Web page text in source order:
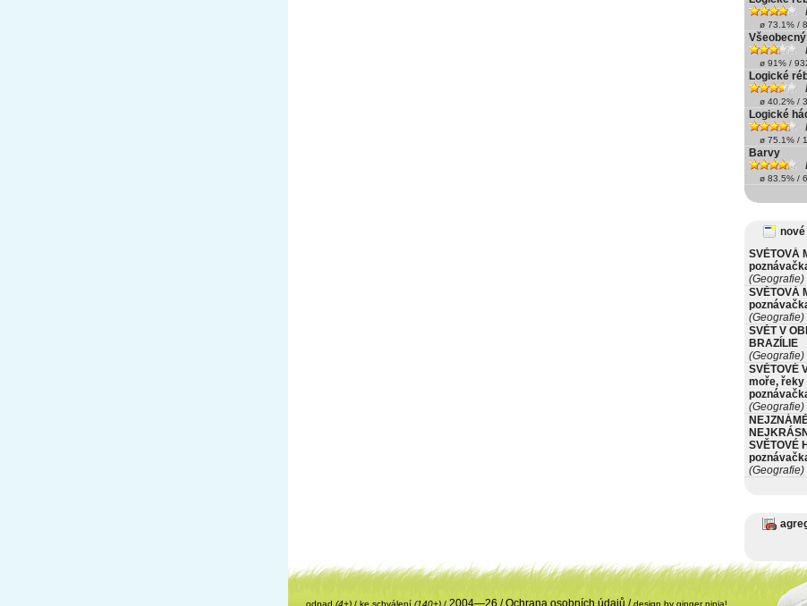
ø 73.1% /
ø 91% /
Logické
ø 40.2% /
Logické
ø 75.1% /
Barvy
ø 83.5% /
SVĚTOVÁ
(Geografie)
SVĚTOVÁ
(Geografie)
SVĚT V
BRAZÍLIE
(Geografie)
SVĚTOVÉ
moře, řeky
(Geografie)
SVĚTOVÉ
(Geografie)
odpad (4+) / ke schválení (140+) / 2004—26 /Ochrana osobních údajů /design by ginger ninja!